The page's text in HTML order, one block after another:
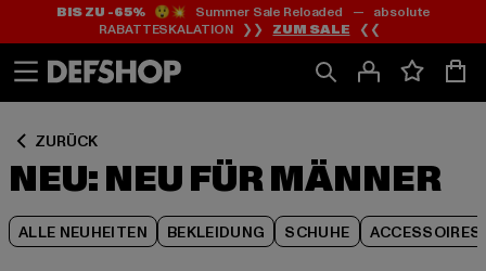
Zum
Inhalt
springen
Zum
Fußzeile
springen
BIS ZU -65%😲💥 Summer Sale Reloaded — absolute
RABATTESKALATION ❯❯ ZUM SALE ❮❮
ZURÜCK
NEU: NEU FÜR MÄNNER
ALLE NEUHEITEN BEKLEIDUNG SCHUHE ACCESSOIRES
Zum
Produktraster
springen